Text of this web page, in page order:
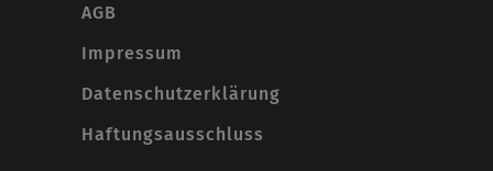
AGB
Impressum
Datenschutzerklärung
Haftungsausschluss